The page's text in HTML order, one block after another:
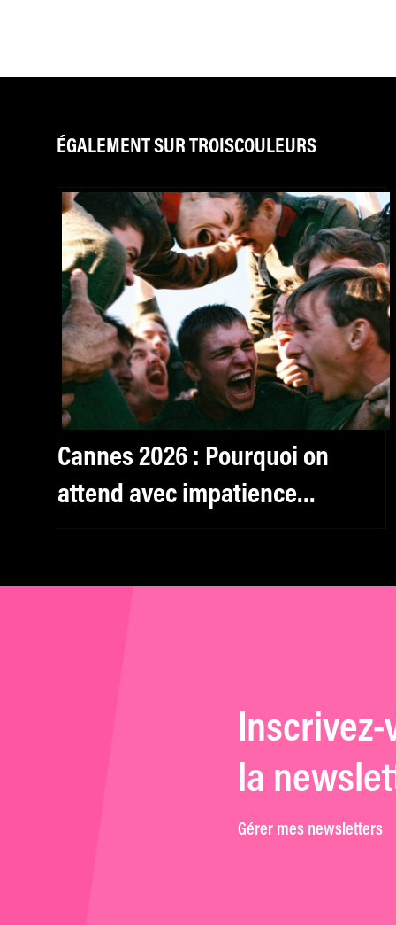
ÉGALEMENT SUR TROISCOULEURS
Cannes 2026 : Pourquoi on
attend avec impatience
Inscrivez-
la
Gérer mes newsletters